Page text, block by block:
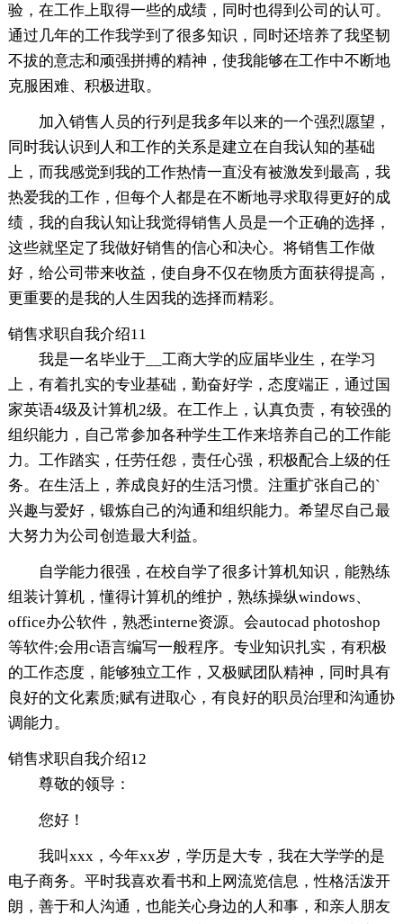
验，在工作上取得一些的成绩，同时也得到公司的认可。
通过几年的工作我学到了很多知识，同时还培养了我坚韧
不拔的意志和顽强拼搏的精神，使我能够在工作中不断地
克服困难、积极进取。
加入销售人员的行列是我多年以来的一个强烈愿望，
同时我认识到人和工作的关系是建立在自我认知的基础
上，而我感觉到我的工作热情一直没有被激发到最高，我
热爱我的工作，但每个人都是在不断地寻求取得更好的成
绩，我的自我认知让我觉得销售人员是一个正确的选择，
这些就坚定了我做好销售的信心和决心。将销售工作做
好，给公司带来收益，使自身不仅在物质方面获得提高，
更重要的是我的人生因我的选择而精彩。
销售求职自我介绍11
我是一名毕业于__工商大学的应届毕业生，在学习
上，有着扎实的专业基础，勤奋好学，态度端正，通过国
家英语4级及计算机2级。在工作上，认真负责，有较强的
组织能力，自己常参加各种学生工作来培养自己的工作能
力。工作踏实，任劳任怨，责任心强，积极配合上级的任
务。在生活上，养成良好的生活习惯。注重扩张自己的`
兴趣与爱好，锻炼自己的沟通和组织能力。希望尽自己最
大努力为公司创造最大利益。
自学能力很强，在校自学了很多计算机知识，能熟练
组装计算机，懂得计算机的维护，熟练操纵windows、
office办公软件，熟悉interne资源。会autocad photoshop
等软件;会用c语言编写一般程序。专业知识扎实，有积极
的工作态度，能够独立工作，又极赋团队精神，同时具有
良好的文化素质;赋有进取心，有良好的职员治理和沟通协
调能力。
销售求职自我介绍12
尊敬的领导：
您好！
我叫xxx，今年xx岁，学历是大专，我在大学学的是
电子商务。平时我喜欢看书和上网流览信息，性格活泼开
朗，善于和人沟通，也能关心身边的人和事，和亲人朋友